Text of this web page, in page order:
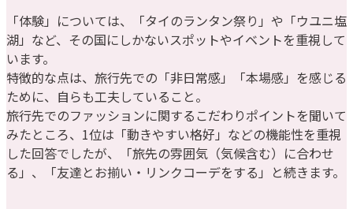
「体験」については、「タイのランタン祭り」や「ウユニ塩
湖」など、その国にしかないスポットやイベントを重視して
います。
特徴的な点は、旅行先での「非日常感」「本場感」を感じる
ために、自らも工夫していること。
旅行先でのファッションに関するこだわりポイントを聞いて
みたところ、1位は「動きやすい格好」などの機能性を重視
した回答でしたが、「旅先の雰囲気（気候含む）に合わせ
る」、「友達とお揃い・リンクコーデをする」と続きます。